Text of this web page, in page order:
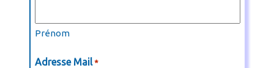
Prénom
Adresse Mail *